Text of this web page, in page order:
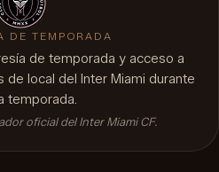
DE TEMPORADA
de temporada y acceso a
de local del Inter Miami durante
temporada.
oficial del Inter Miami CF.